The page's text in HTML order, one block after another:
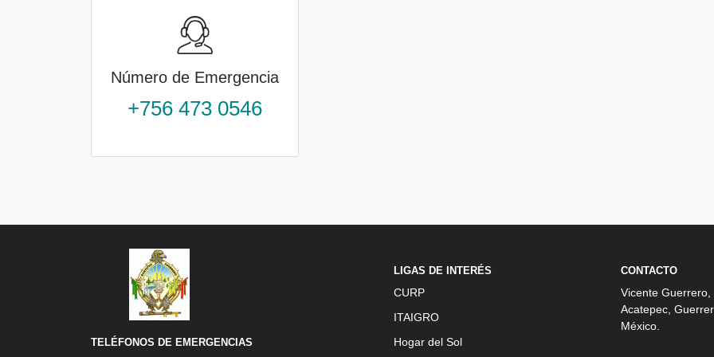
Número de Emergencia
+756 473 0546
TELÉFONOS DE EMERGENCIAS
LIGAS DE INTERÉS
CURP
ITAIGRO
Hogar del Sol
CONTACTO
Vicente Guerrero,
Acatepec,
México.